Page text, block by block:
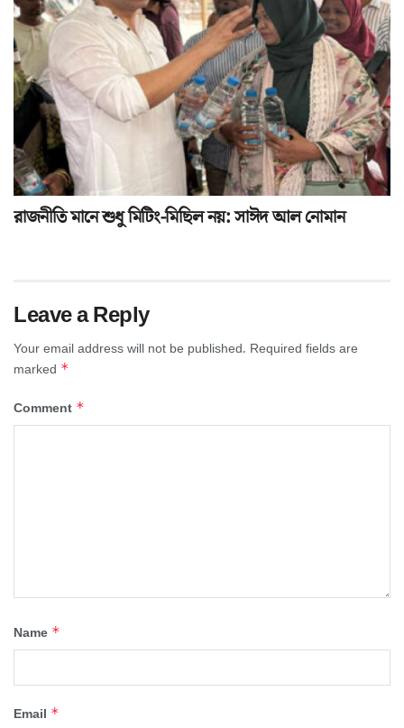
রাজনীতি মানে শুধু মিটিং-মিছিল নয়: সাঈদ আল নোমান
Leave a Reply
Your email address will not be published. Required fields are
marked *
Comment *
Name *
Email *